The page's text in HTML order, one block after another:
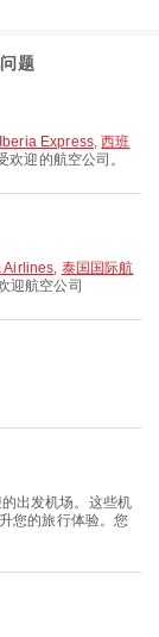
题
Express,西班
欢迎的航空公司。
Airlines, 泰国国际航
迎航空公司
出发机场。这些机
您的旅行体验。您